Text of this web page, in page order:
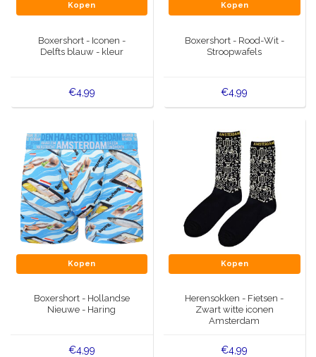
Kopen
Boxershort - Iconen -
Delfts blauw - kleur
€4,99
Kopen
Boxershort - Rood-Wit -
Stroopwafels
€4,99
Kopen
Boxershort - Hollandse
Nieuwe - Haring
€4,99
Kopen
Herensokken - Fietsen -
Zwart witte iconen
Amsterdam
€4,99